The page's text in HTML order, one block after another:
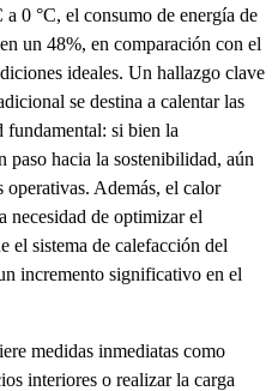
a 0 °C, el consumo de energía de
un 48%, en comparación con el
ideales. Un hallazgo clave
se destina a calentar las
fundamental: si bien la
paso hacia la sostenibilidad, aún
operativas. Además, el calor
necesidad de optimizar el
el sistema de calefacción del
incremento significativo en el
medidas inmediatas como
interiores o realizar la carga